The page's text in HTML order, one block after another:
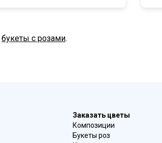
букеты с розами.
Заказать цветы
Композиции
Букеты роз